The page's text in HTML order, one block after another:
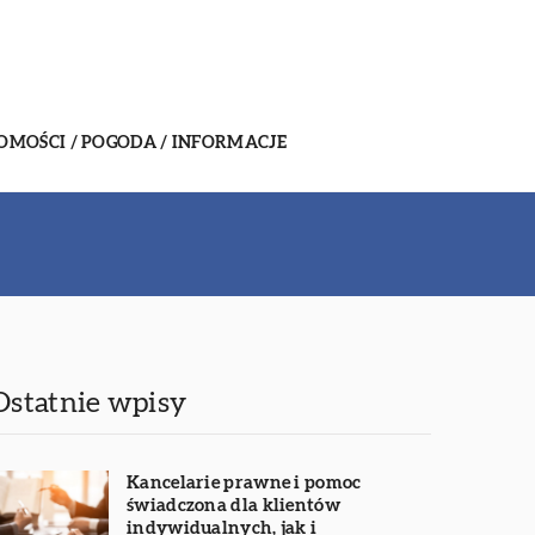
/ POGODA / INFORMACJE
wpisy
Kancelarie prawne i pomoc
świadczona dla klientów
indywidualnych, jak i